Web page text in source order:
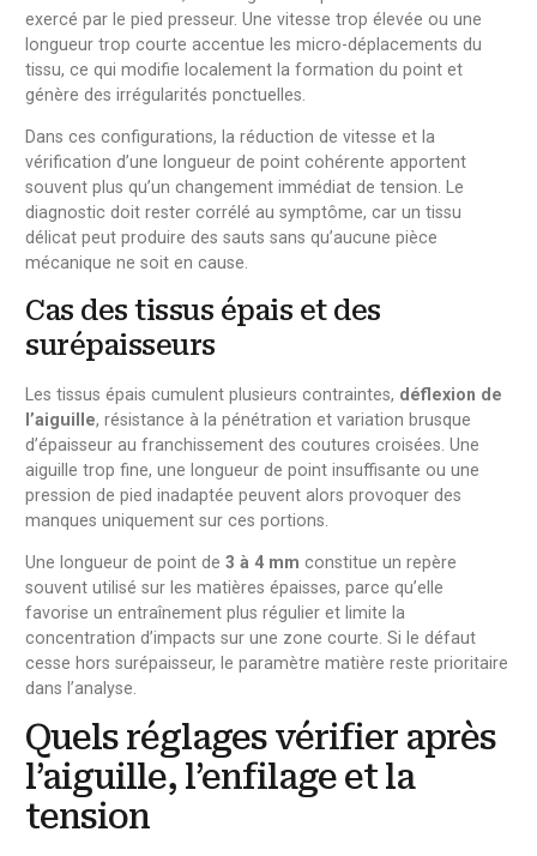
exercé par le pied presseur. Une vitesse trop élevée ou une
longueur trop courte accentue les micro-déplacements du
tissu, ce qui modifie localement la formation du point et
génère des irrégularités ponctuelles.
Dans ces configurations, la réduction de vitesse et la
vérification d’une longueur de point cohérente apportent
souvent plus qu’un changement immédiat de tension. Le
diagnostic doit rester corrélé au symptôme, car un tissu
délicat peut produire des sauts sans qu’aucune pièce
mécanique ne soit en cause.
Cas des tissus épais et des
surépaisseurs
Les tissus épais cumulent plusieurs contraintes, déflexion de
l’aiguille, résistance à la pénétration et variation brusque
d’épaisseur au franchissement des coutures croisées. Une
aiguille trop fine, une longueur de point insuffisante ou une
pression de pied inadaptée peuvent alors provoquer des
manques uniquement sur ces portions.
Une longueur de point de3 à 4 mm constitue un repère
souvent utilisé sur les matières épaisses, parce qu’elle
favorise un entraînement plus régulier et limite la
concentration d’impacts sur une zone courte. Si le défaut
cesse hors surépaisseur, le paramètre matière reste prioritaire
dans l’analyse.
Quels réglages vérifier après
l’aiguille, l’enfilage et la
tension